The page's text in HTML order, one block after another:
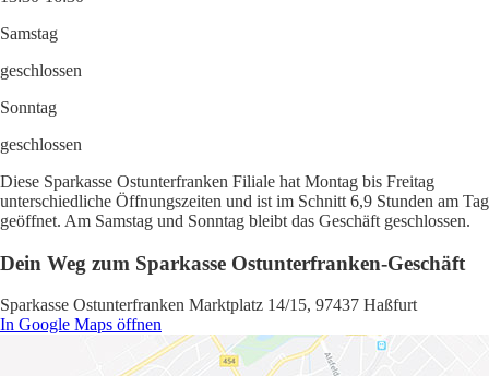
Samstag
geschlossen
Sonntag
geschlossen
Diese Sparkasse Ostunterfranken Filiale hat Montag bis Freitag
unterschiedliche Öffnungszeiten und ist im Schnitt 6,9 Stunden am Tag
geöffnet. Am Samstag und Sonntag bleibt das Geschäft geschlossen.
Dein Weg zum Sparkasse Ostunterfranken-Geschäft
Sparkasse Ostunterfranken Marktplatz 14/15, 97437 Haßfurt
In Google Maps öffnen